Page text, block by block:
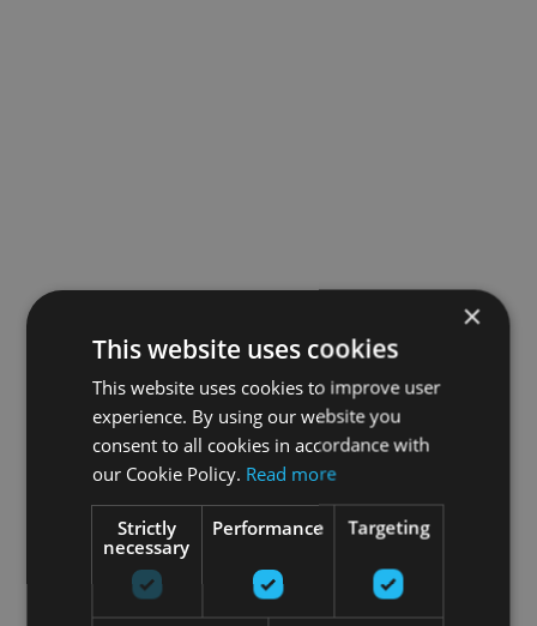
×
This website uses cookies
This website uses cookies to improve user
experience. By using our website you
consent to all cookies in accordance with
our Cookie Policy. Read more
Strictly
necessary
Performance Targeting